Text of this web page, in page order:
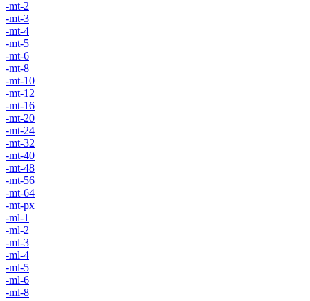
-mt-2
-mt-3
-mt-4
-mt-5
-mt-6
-mt-8
-mt-10
-mt-12
-mt-16
-mt-20
-mt-24
-mt-32
-mt-40
-mt-48
-mt-56
-mt-64
-mt-px
-ml-1
-ml-2
-ml-3
-ml-4
-ml-5
-ml-6
-ml-8